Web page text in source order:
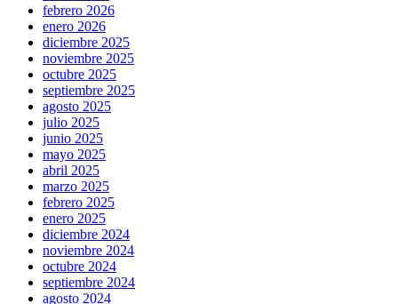
febrero 2026
enero 2026
diciembre 2025
noviembre 2025
octubre 2025
septiembre 2025
agosto 2025
julio 2025
junio 2025
mayo 2025
abril 2025
marzo 2025
febrero 2025
enero 2025
diciembre 2024
noviembre 2024
octubre 2024
septiembre 2024
agosto 2024